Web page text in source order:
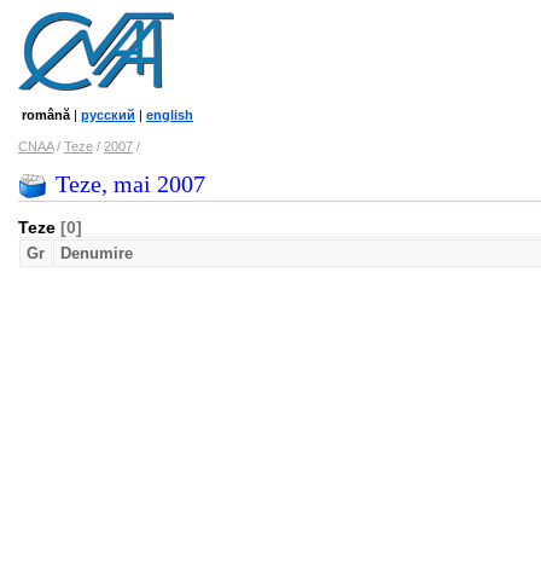
română | русский | english
CNAA/ Teze / 2007 /
Teze, mai 2007
Teze [0]
Gr Denumire